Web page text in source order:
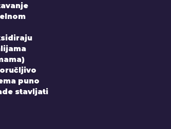
puno
stavljati